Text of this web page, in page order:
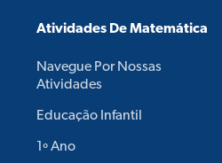
Atividades De Matemática
Navegue Por Nossas
Atividades
Educação Infantil
1º Ano